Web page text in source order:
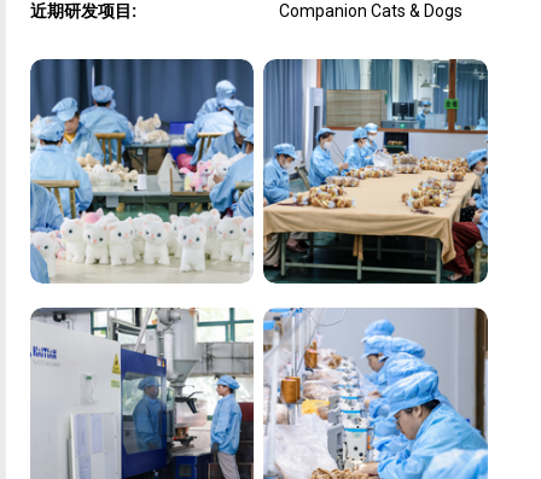
近期研发项目: Companion Cats & Dogs